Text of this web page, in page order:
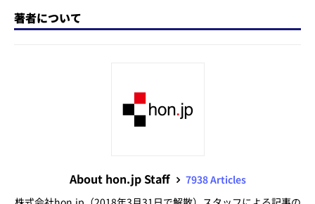
著者について
About hon.jp Staff
7938 Articles